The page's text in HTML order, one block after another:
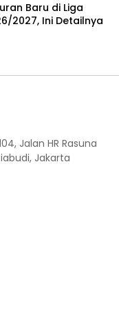
Baru di Liga
2027, Ini Detailnya
Jalan HR Rasuna
Jakarta